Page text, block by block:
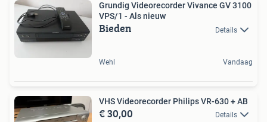
Grundig Videorecorder Vivance GV 3100
VPS/1 - Als nieuw
Bieden Details
Wehl Vandaag
VHS Videorecorder Philips VR-630 + AB
€ 30,00 Details